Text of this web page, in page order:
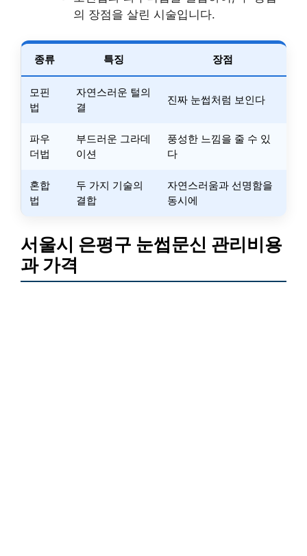
의 장점을 살린 시술입니다.
종류 특징 장점
모핀
법
자연스러운 털의
결
진짜 눈썹처럼 보인다
파우
더법
부드러운 그라데
이션
풍성한 느낌을 줄 수 있
다
혼합
법
두 가지 기술의
결합
자연스러움과 선명함을
동시에
서울시 은평구 눈썹문신 관리비용
과 가격